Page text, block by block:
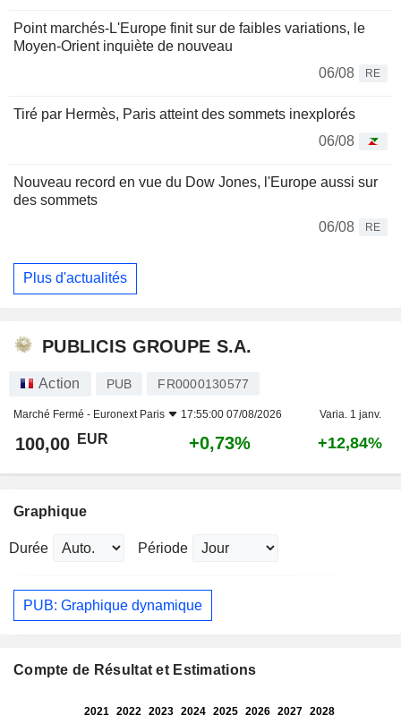
Point marchés-L'Europe finit sur de faibles variations, le
Moyen-Orient inquiète de nouveau
06/08
RE
Tiré par Hermès, Paris atteint des sommets inexplorés
06/08
Nouveau record en vue du Dow Jones, l'Europe aussi sur
des sommets
06/08
RE
Plus d'actualités
PUBLICIS GROUPE S.A.
Action PUB FR0000130577
Marché Fermé - Euronext Paris 17:55:00 07/08/2026 Varia. 1 janv.
100,00 EUR +0,73% +12,84%
Graphique
Durée Période
PUB: Graphique dynamique
Compte de Résultat et Estimations